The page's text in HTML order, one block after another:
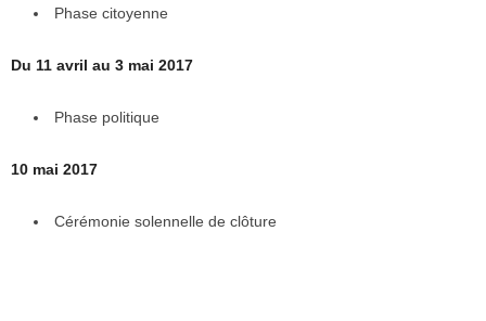
Phase citoyenne
Du 11 avril au 3 mai 2017
Phase politique
10 mai 2017
Cérémonie solennelle de clôture